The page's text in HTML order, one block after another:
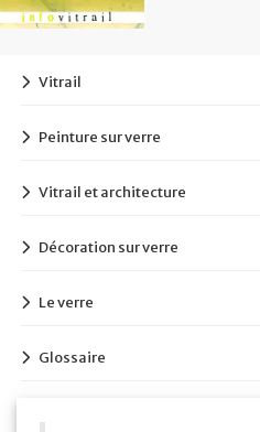
Vitrail
Peinture sur verre
Vitrail et architecture
Décoration sur verre
Le verre
Glossaire